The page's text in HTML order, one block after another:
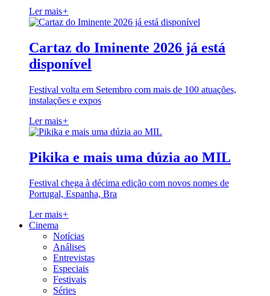
Ler mais+
Cartaz do Iminente 2026 já está
disponível
Festival volta em Setembro com mais de 100 atuações,
instalações e expos
Ler mais+
Pikika e mais uma dúzia ao MIL
Festival chega à décima edição com novos nomes de
Portugal, Espanha, Bra
Ler mais+
Cinema
Notícias
Análises
Entrevistas
Especiais
Festivais
Séries